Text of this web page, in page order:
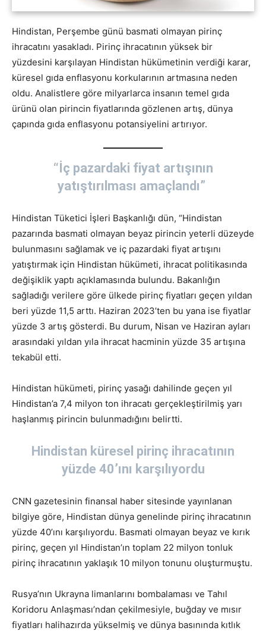
Hindistan, Perşembe günü basmati olmayan pirinç
ihracatını yasakladı. Pirinç ihracatının yüksek bir
yüzdesini karşılayan Hindistan hükümetinin verdiği karar,
küresel gıda enflasyonu korkularının artmasına neden
oldu. Analistlere göre milyarlarca insanın temel gıda
ürünü olan pirincin fiyatlarında gözlenen artış, dünya
çapında gıda enflasyonu potansiyelini artırıyor.
“İç pazardaki fiyat artışının
yatıştırılması amaçlandı”
Hindistan Tüketici İşleri Başkanlığı dün, “Hindistan
pazarında basmati olmayan beyaz pirincin yeterli düzeyde
bulunmasını sağlamak ve iç pazardaki fiyat artışını
yatıştırmak için Hindistan hükümeti, ihracat politikasında
değişiklik yaptı açıklamasında bulundu. Bakanlığın
sağladığı verilere göre ülkede pirinç fiyatları geçen yıldan
beri yüzde 11,5 arttı. Haziran 2023’ten bu yana ise fiyatlar
yüzde 3 artış gösterdi. Bu durum, Nisan ve Haziran ayları
arasındaki yıldan yıla ihracat hacminin yüzde 35 artışına
tekabül etti.
Hindistan hükümeti, pirinç yasağı dahilinde geçen yıl
Hindistan’a 7,4 milyon ton ihracatı gerçekleştirilmiş yarı
haşlanmış pirincin bulunmadığını belirtti.
Hindistan küresel pirinç ihracatının
yüzde 40’ını karşılıyordu
CNN gazetesinin finansal haber sitesinde yayınlanan
bilgiye göre, Hindistan dünya genelinde pirinç ihracatının
yüzde 40’ını karşılıyordu. Basmati olmayan beyaz ve kırık
pirinç, geçen yıl Hindistan’ın toplam 22 milyon tonluk
pirinç ihracatının yaklaşık 10 milyon tonunu oluşturmuştu.
Rusya’nın Ukrayna limanlarını bombalaması ve Tahıl
Koridoru Anlaşması’ndan çekilmesiyle, buğday ve mısır
fiyatları halihazırda yükselmiş ve dünya basınında kıtlık